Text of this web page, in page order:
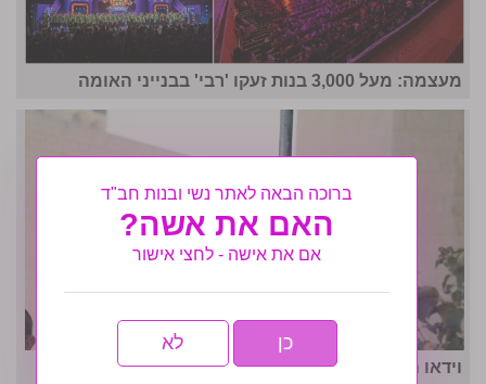
מעצמה: מעל 3,000 בנות זעקו 'רבי' בבנייני האומה
וידאו הלילה: אלפי חייילות ביום צבאות השם עוצמתי
ברוכה הבאה לאתר נשי ובנות חב"ד
האם את אשה?
אם את אישה - לחצי אישור
כן לא